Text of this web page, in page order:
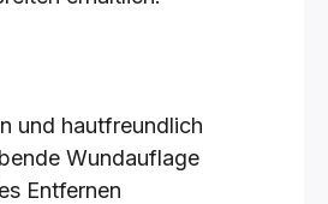
und hautfreundlich
Wundauflage
Entfernen